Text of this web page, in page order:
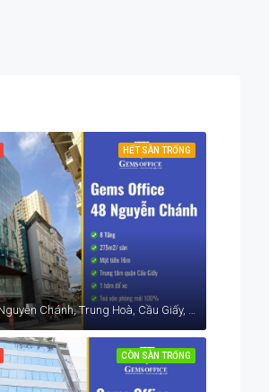
HẾT SÀN TRỐNG
48 Phố Nguyễn Chánh, Trung Hoà, Cầu Giấy, Hà Nội, Việt Nam
CÒN SÀN TRỐNG